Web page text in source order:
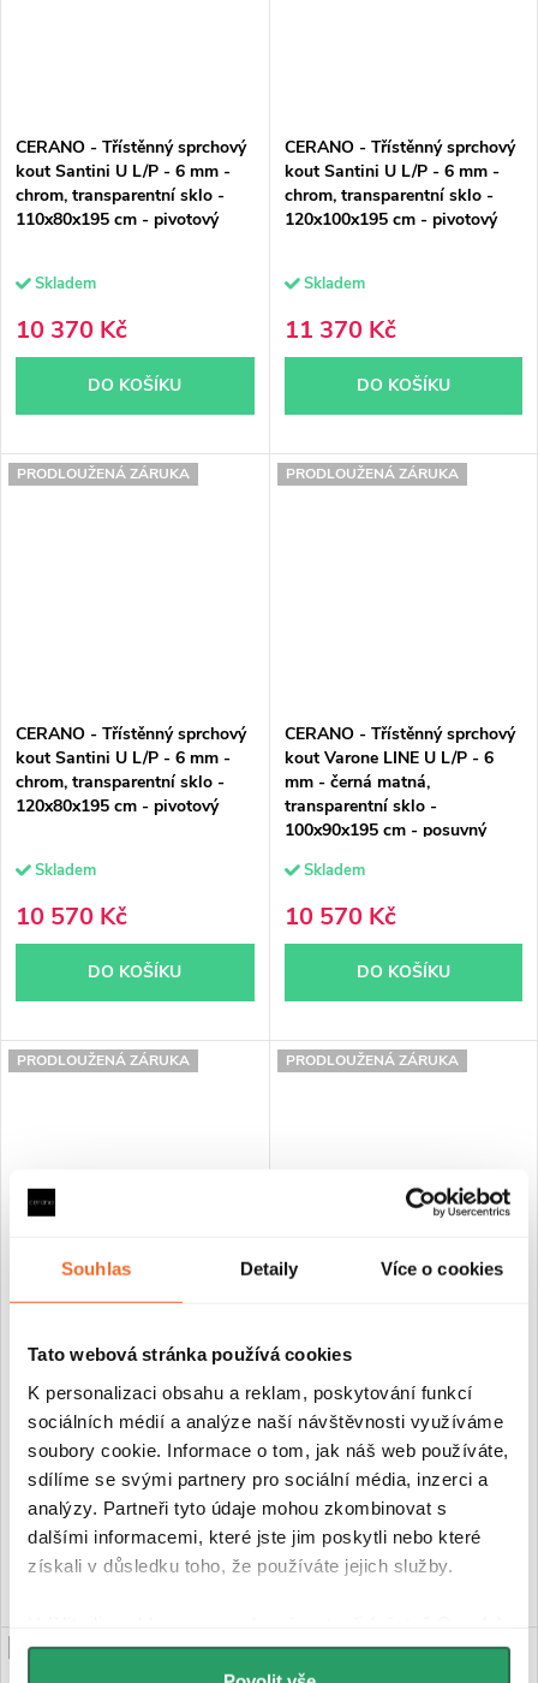
Souhlas Detaily Více o cookies
Tato webová stránka používá cookies
K personalizaci obsahu a reklam, poskytování funkcí
sociálních médií a analýze naší návštěvnosti využíváme
soubory cookie. Informace o tom, jak náš web používáte,
sdílíme se svými partnery pro sociální média, inzerci a
analýzy. Partneři tyto údaje mohou zkombinovat s
dalšími informacemi, které jste jim poskytli nebo které
získali v důsledku toho, že používáte jejich služby.
můžeme používat cookies pro analytiku a
CERANO - Třístěnný sprchový
kout Santini U L/P - 6 mm -
chrom, transparentní sklo -
110x80x195 cm - pivotový
Skladem
10 370 Kč
DO KOŠÍKU
CERANO - Třístěnný sprchový
kout Santini U L/P - 6 mm -
chrom, transparentní sklo -
120x100x195 cm - pivotový
Skladem
11 370 Kč
DO KOŠÍKU
PRODLOUŽENÁ ZÁRUKA
CERANO - Třístěnný sprchový
kout Santini U L/P - 6 mm -
chrom, transparentní sklo -
120x80x195 cm - pivotový
Skladem
10 570 Kč
DO KOŠÍKU
PRODLOUŽENÁ ZÁRUKA
CERANO - Třístěnný sprchový
kout Varone LINE U L/P - 6
mm - černá matná,
transparentní sklo -
100x90x195 cm - posuvný
Skladem
10 570 Kč
DO KOŠÍKU
PRODLOUŽENÁ ZÁRUKA
kout Varone LINE U L/P - 6
transparentní sklo -
120x90x195 cm - posuvný
Skladem
10 970 Kč
DO KOŠÍKU
PRODLOUŽENÁ ZÁRUKA
kout Varone LINE U L/P - 6
transparentní sklo -
140x90x195 cm - posuvný
Skladem
11 570 Kč
DO KOŠÍKU
PRODLOUŽENÁ ZÁRUKA PRODLOUŽENÁ ZÁRUKA